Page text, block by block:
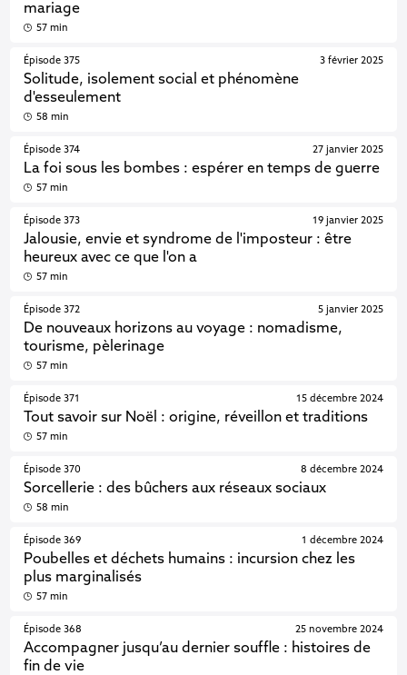
mariage
57 min
Épisode 375
Solitude, isolement social et phénomène
d'esseulement
3 février 2025
58 min
Épisode 374
La foi sous les bombes : espérer en temps de guerre
27 janvier 2025
57 min
Épisode 373
Jalousie, envie et syndrome de l'imposteur : être
heureux avec ce que l'on a
19 janvier 2025
57 min
Épisode 372
De nouveaux horizons au voyage : nomadisme,
tourisme, pèlerinage
5 janvier 2025
57 min
Épisode 371
Tout savoir sur Noël : origine, réveillon et traditions
15 décembre 2024
57 min
Épisode 370
Sorcellerie : des bûchers aux réseaux sociaux
8 décembre 2024
58 min
Épisode 369
Poubelles et déchets humains : incursion chez les
plus marginalisés
1 décembre 2024
57 min
Épisode 368
Accompagner jusqu’au dernier souffle : histoires de
fin de vie
25 novembre 2024